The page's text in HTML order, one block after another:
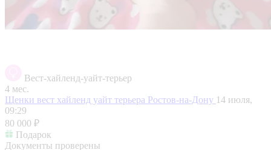
Вест-хайленд-уайт-терьер
4 мес.
Щенки вест хайленд уайт терьера Ростов-на-Дону 14 июля,
09:29
80 000 ₽
Подарок
Документы проверены